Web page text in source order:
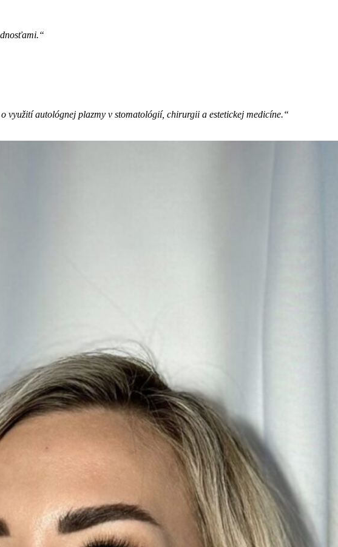
využití autológnej plazmy v stomatológií, chirurgii a estetickej medicíne.“